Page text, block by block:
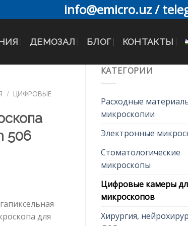
info@emicro.uz /
ДЕМОЗАЛ БЛОГ КОНТАКТЫ
КАТЕГОРИИ
Расходные
микроскопии
Электронные
Стоматологические
микроскопы
Цифровые камеры
микроскопов
Хирургия,
/ ЦИФРОВЫЕ
506
для